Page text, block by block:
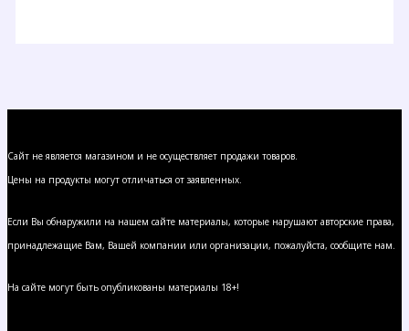
Сайт не является магазином и не осуществляет продажи товаров.
Цены на продукты могут отличаться от заявленных.
Если Вы обнаружили на нашем сайте материалы, которые нарушают авторские права,
принадлежащие Вам, Вашей компании или организации, пожалуйста, сообщите нам.
На сайте могут быть опубликованы материалы 18+!